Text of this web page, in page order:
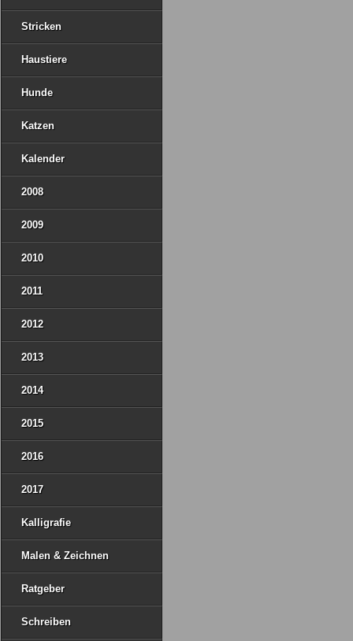
Stricken
Haustiere
Hunde
Katzen
Kalender
2008
2009
2010
2011
2012
2013
2014
2015
2016
2017
Kalligrafie
Malen & Zeichnen
Ratgeber
Schreiben